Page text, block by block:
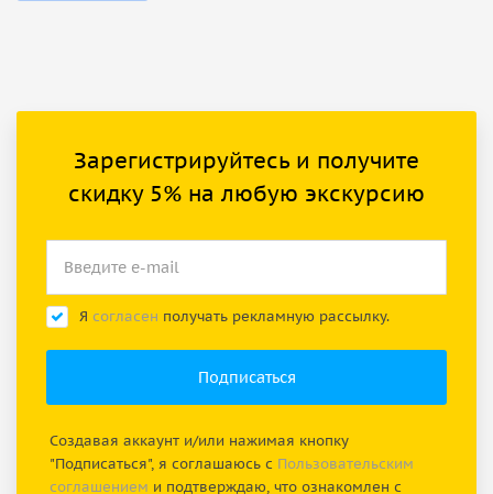
Зарегистрируйтесь и получите
скидку 5% на любую экскурсию
Я согласен получать рекламную рассылку.
Создавая аккаунт и/или нажимая кнопку
"Подписаться", я соглашаюсь с Пользовательским
соглашением и подтверждаю, что ознакомлен с